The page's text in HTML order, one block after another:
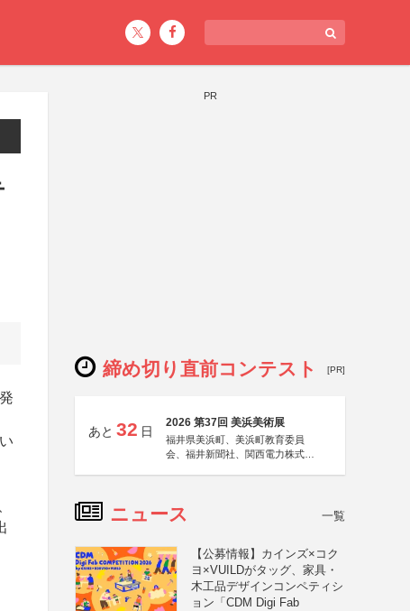
PR
締め切り直前コンテスト [PR]
あと 32 日
2026 第37回 美浜美術展
福井県美浜町、美浜町教育委員
会、福井新聞社、関西電力株式会
ニュース 一覧
【公募情報】カインズ×コク
ヨ×VUILDがタッグ、家具・
木工品デザインコンペティシ
ョン「CDM Digi Fab